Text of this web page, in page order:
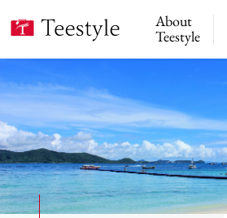
About
Teestyle